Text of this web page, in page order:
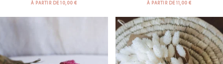
À PARTIR DE 10,00 € À PARTIR DE 11,00 €